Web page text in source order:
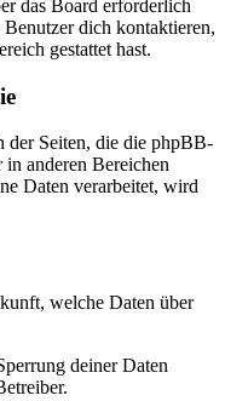
das Board erforderlich
dich kontaktieren,
gestattet hast.
der Seiten, die die phpBB-
in anderen Bereichen
Daten verarbeitet, wird
welche Daten über
deiner Daten